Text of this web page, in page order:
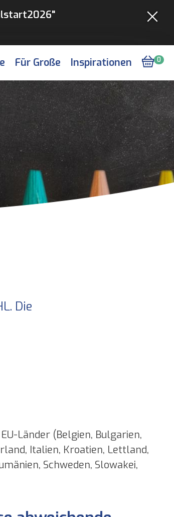
Für Große Inspirationen 0
Die
Länder (Belgien, Bulgarien,
Italien, Kroatien, Lettland,
Schweden, Slowakei,